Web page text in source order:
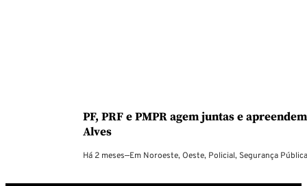
PF, PRF e PMPR agem juntas e
Alves
Há 2 meses—Em Noroeste,Oeste, Policial, Segurança Pública